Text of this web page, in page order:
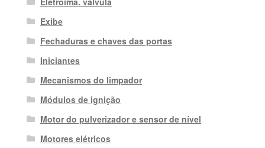
Exibe
Fechaduras e chaves das portas
Iniciantes
Mecanismos do limpador
Módulos de ignição
Motor do pulverizador e sensor de nível
Motores elétricos